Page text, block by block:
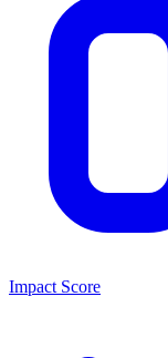
Impact Score